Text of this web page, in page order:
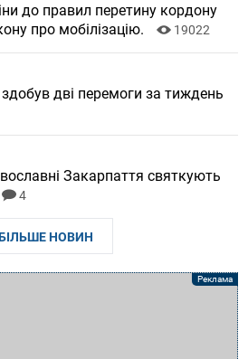
до правил перетину кордону
про мобілізацію.
19022
дві перемоги за тиждень
Закарпаття святкують
4
НОВИН